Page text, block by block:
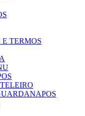
TERMOS